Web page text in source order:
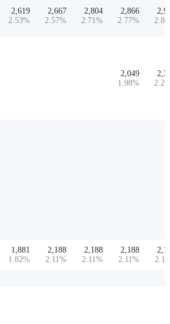
2,619
2.53%
2,667
2.57%
2,804
2.71%
2,866
2.77%
2.84
2,049
1.98%
2.25
1,881
1.82%
2,188
2.11%
2,188
2.11%
2,188
2.11%
2.11